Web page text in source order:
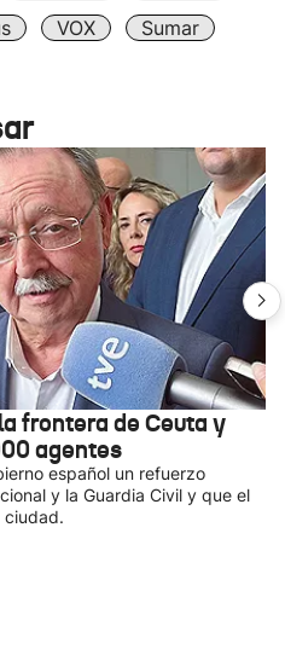
VOX Sumar
frontera de Ceuta y
agentes
español un refuerzo
y la Guardia Civil y que el
ciudad.